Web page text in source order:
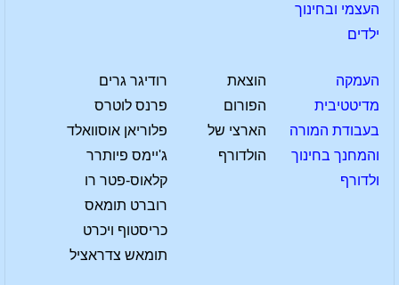
העצמי ובחינוך
ילדים
העמקה
מדיטטיבית
בעבודת המורה
והמחנך בחינוך
ולדורף
הוצאת
הפורום
הארצי של
הולדורף
רודיגר גרים
פרנס לוטרס
פלוריאן אוסוואלד
ג'יימס פיותרר
קלאוס-פטר רו
רוברט תומאס
כריסטוף ויכרט
תומאש צדראציל